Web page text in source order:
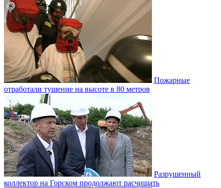
Пожарные
отработали тушение на высоте в 80 метров
Разрушенный
коллектор на Горском продолжают расчищать